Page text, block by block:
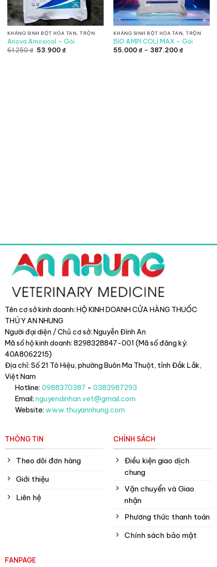
KHÁNG SINH BỘT HÒA TAN, TRỘN
Anova Amoxicol – Gói
61.250₫ Giá
53.900₫Giá
KHÁNG SINH BỘT HÒA TAN, TRỘN
BIO AMPI COLI MAX – Gói
55.000₫ – 387.200₫Khoảng
Tên cơ sở kinh doanh: HỘ KINH DOANH CỬA HÀNG THUỐC
THÚ Y AN NHUNG
Người đại diện / Chủ cơ sở: Nguyễn Đình An
Mã số hộ kinh doanh: 8298328847-001 (Mã số đăng ký:
40A8062215)
Địa chỉ: Số 21 Tô Hiệu, phường Buôn Ma Thuột, tỉnh Đắk Lắk,
Việt Nam
Hotline: 0988370387 - 0383987293
Email: nguyendinhan.vet@gmail.com
Website: www.thuyannhung.com
THÔNG TIN
Theo dõi đơn hàng
Giới thiệu
Liên hệ
CHÍNH SÁCH
Điều kiện giao dịch
chung
Vận chuyển và Giao
nhận
Phương thức thanh toán
Chính sách bảo mật
FANPAGE